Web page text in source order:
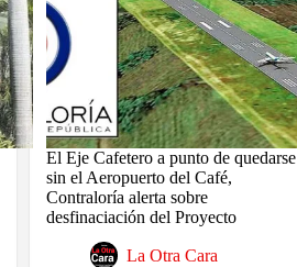
El Eje Cafetero a punto de quedarse
sin el Aeropuerto del Café,
Contraloría alerta sobre
desfinaciación del Proyecto
La Otra Cara